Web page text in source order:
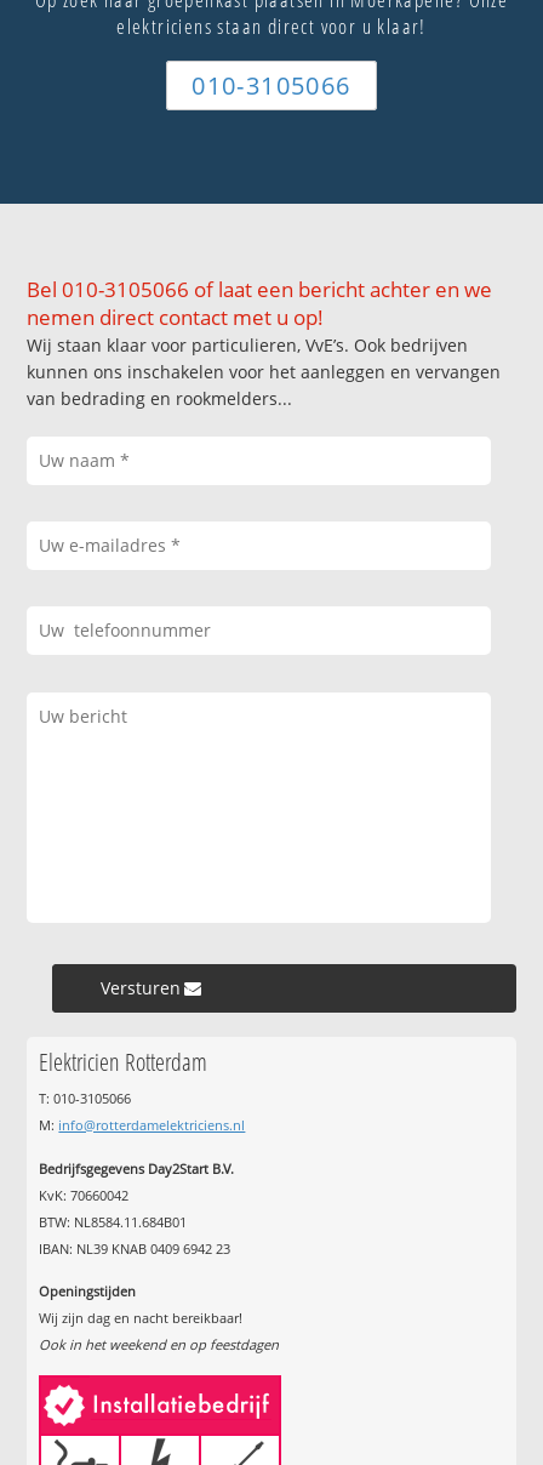
elektriciens staan direct voor u klaar!
010-3105066
Bel 010-3105066 of laat een bericht achter en we
nemen direct contact met u op!
Wij staan klaar voor particulieren, VvE’s. Ook bedrijven
kunnen ons inschakelen voor het aanleggen en vervangen
van bedrading en rookmelders...
Versturen »
Elektricien Rotterdam
T: 010-3105066
M: info@rotterdamelektriciens.nl
Bedrijfsgegevens Day2Start B.V.
KvK: 70660042
BTW: NL8584.11.684B01
IBAN: NL39 KNAB 0409 6942 23
Openingstijden
Wij zijn dag en nacht bereikbaar!
Ook in het weekend en op feestdagen